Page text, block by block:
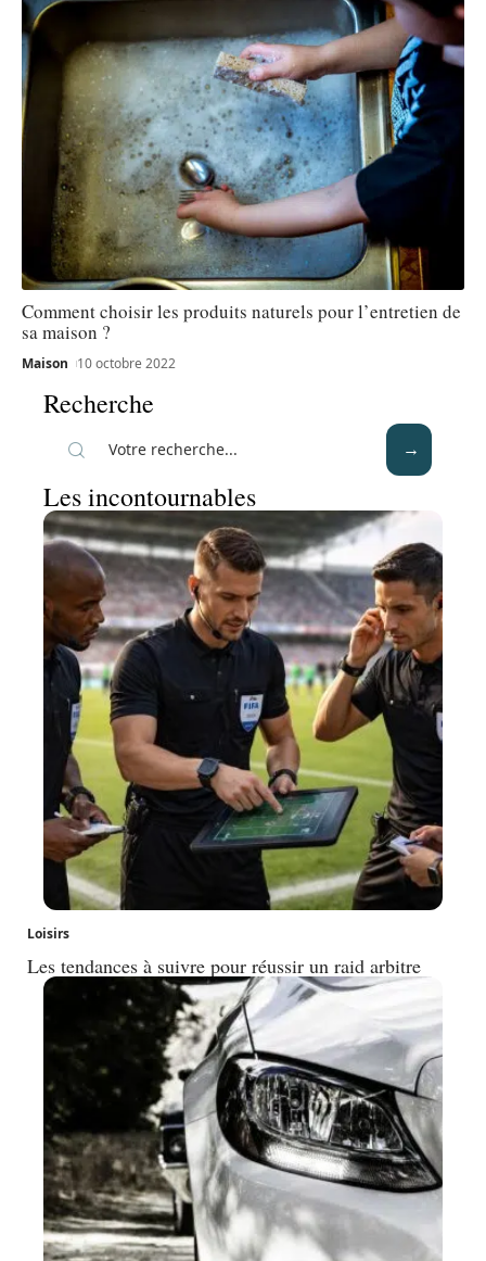
Comment choisir les produits naturels pour l’entretien de
sa maison ?
Maison 10 octobre 2022
Recherche
Les incontournables
Loisirs
Les tendances à suivre pour réussir un raid arbitre